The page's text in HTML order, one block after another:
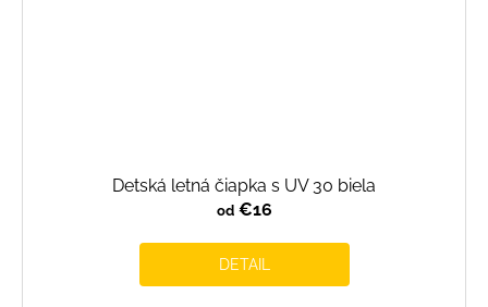
Detská letná čiapka s UV 30 biela
od€16
DETAIL